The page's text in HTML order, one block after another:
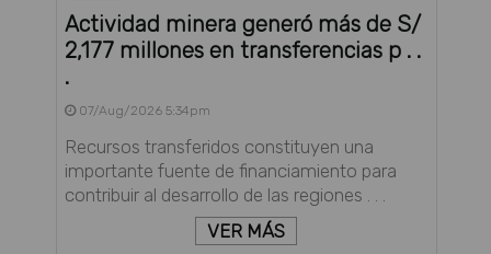
Actividad minera generó más de S/
2,177 millones en transferencias p . .
.
07/Aug/2026 5:34pm
Recursos transferidos constituyen una
importante fuente de financiamiento para
contribuir al desarrollo de las regiones . . .
VER MÁS